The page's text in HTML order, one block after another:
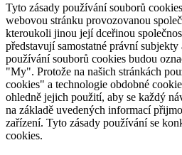
Tyto zásady používání souborů
webovou stránku provozovanou
kteroukoli jinou její dceřinou
představují samostatné právní subjekty
používání souborů cookies budou
"My". Protože na našich stránkách
cookies" a technologie obdobné
ohledně jejich použití, aby se každý
na základě uvedených informací
zařízení. Tyto zásady používání se
cookies.